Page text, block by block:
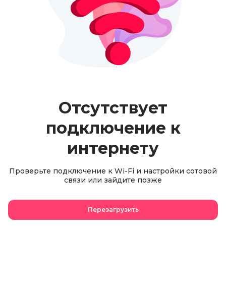
Отсутствует
подключение к
интернету
Проверьте подключение к Wi-Fi и настройки сотовой
связи или зайдите позже
Перезагрузить